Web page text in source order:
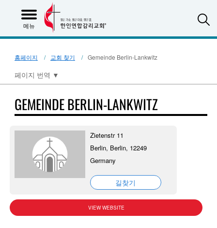
메뉴
홈페이지 교회 찾기 Gemeinde Berlin-Lankwitz
페이지 번역 ▼
GEMEINDE BERLIN-LANKWITZ
Zietenstr 11
Berlin, Berlin, 12249
Germany
길찾기
VIEW WEBSITE